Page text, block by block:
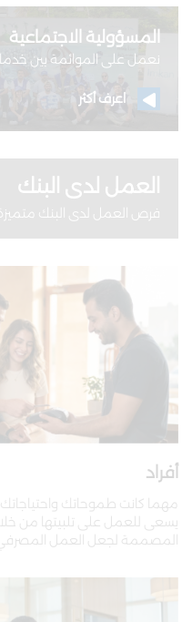
المسؤولية الاجتماعية
نعمل على الموائمة بين
اعرف أكثر
العمل لدى البنك
فرص العمل لدى البنك متميزة
أفراد
​​​​​​​مهما كانت طموحاتك واحتياجاتك،
يسعى للعمل على تلبيتها من
المصممة لجعل العمل المصرفي